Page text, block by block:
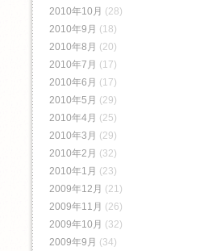
2010年10月 (28)
2010年9月 (18)
2010年8月 (20)
2010年7月 (17)
2010年6月 (17)
2010年5月 (29)
2010年4月 (25)
2010年3月 (29)
2010年2月 (32)
2010年1月 (23)
2009年12月 (21)
2009年11月 (26)
2009年10月 (32)
2009年9月 (34)